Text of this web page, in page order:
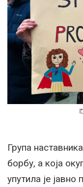
Група
борбу, а која
упутила је јавно